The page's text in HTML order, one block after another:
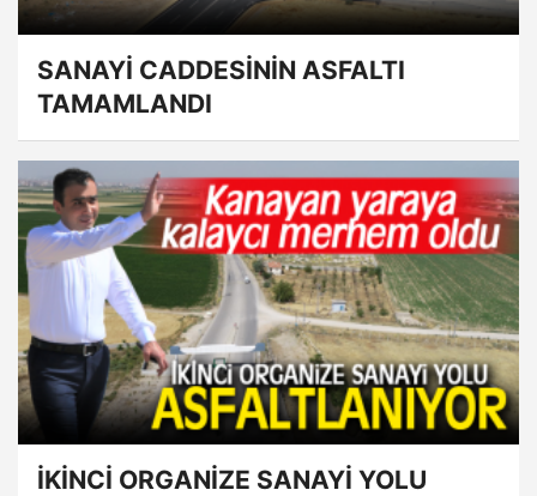
SANAYİ CADDESİNİN ASFALTI
TAMAMLANDI
İKİNCİ ORGANİZE SANAYİ YOLU